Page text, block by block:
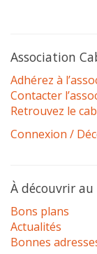
Association
Adhérez à
Contacter
Retrouvez le
Connexion /
À découvrir au
Bons plans
Actualités
Bonnes